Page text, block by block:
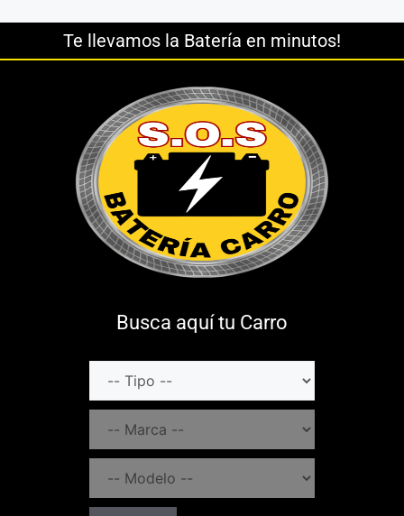
Te llevamos la Batería en minutos!
Busca aquí tu Carro